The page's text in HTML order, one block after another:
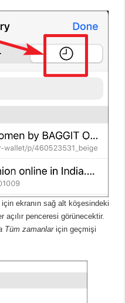
ekranın sağ alt köşesindeki
açılır penceresi görünecektir.
Tüm zamanlariçin geçmişi